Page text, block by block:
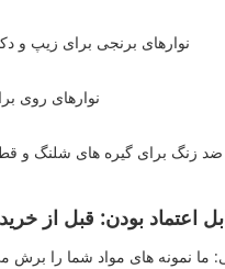
نوارهای برنجی برای زیپ و
نوارهای روی
ضد زنگ برای گیره های شلنگ و
اعتماد بودن: قبل از
ما نمونه های مواد شما را برش